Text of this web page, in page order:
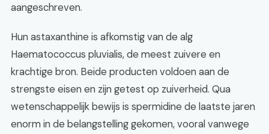
aangeschreven.
Hun astaxanthine is afkomstig van de alg
Haematococcus pluvialis, de meest zuivere en
krachtige bron. Beide producten voldoen aan de
strengste eisen en zijn getest op zuiverheid. Qua
wetenschappelijk bewijs is spermidine de laatste jaren
enorm in de belangstelling gekomen, vooral vanwege